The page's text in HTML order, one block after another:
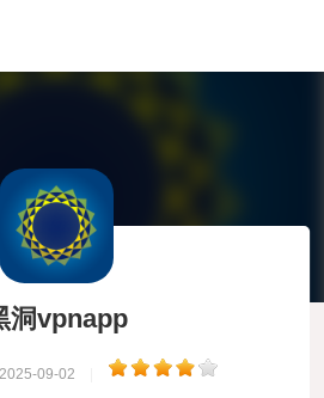
洞vpnapp
09-02